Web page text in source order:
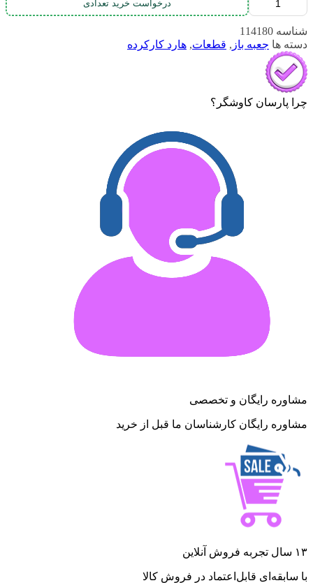
درخواست خرید تعدادی
شناسه 114180
دسته ها جعبه باز , قطعات, هارد کارکرده
چرا پارسان کاوشگر؟
مشاوره رایگان و تخصصی
مشاوره رایگان کارشناسان ما قبل از خرید
۱۳ سال تجربه فروش آنلاین
با سابقه‌ای قابل‌اعتماد در فروش کالا